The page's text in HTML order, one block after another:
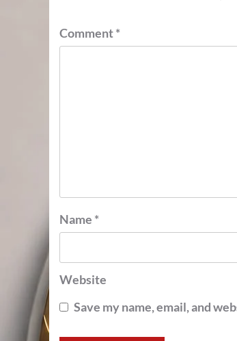
Comment*
Name *
Website
Save my name, email, and